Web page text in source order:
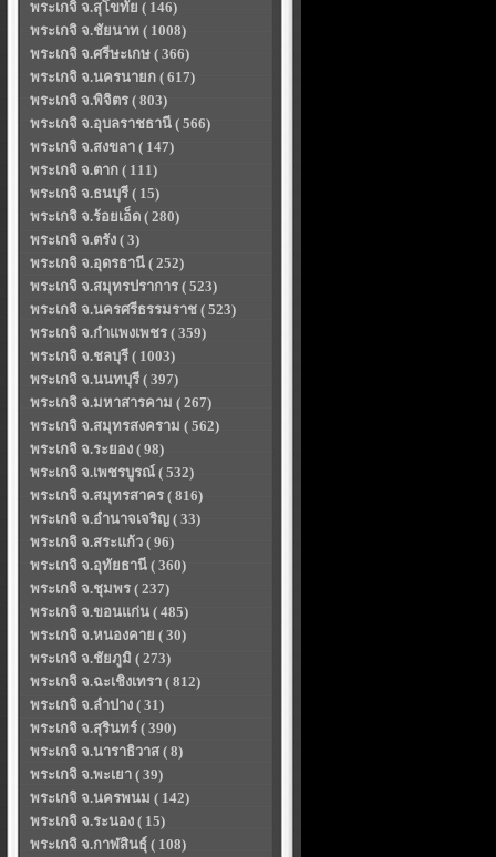
พระเกจิ จ.สุโขทัย ( 146)
พระเกจิ จ.ชัยนาท ( 1008)
พระเกจิ จ.ศรีษะเกษ ( 366)
พระเกจิ จ.นครนายก ( 617)
พระเกจิ จ.พิจิตร ( 803)
พระเกจิ จ.อุบลราชธานี ( 566)
พระเกจิ จ.สงขลา ( 147)
พระเกจิ จ.ตาก ( 111)
พระเกจิ จ.ธนบุรี ( 15)
พระเกจิ จ.ร้อยเอ็ด ( 280)
พระเกจิ จ.ตรัง ( 3)
พระเกจิ จ.อุดรธานี ( 252)
พระเกจิ จ.สมุทรปราการ ( 523)
พระเกจิ จ.นครศรีธรรมราช ( 523)
พระเกจิ จ.กำแพงเพชร ( 359)
พระเกจิ จ.ชลบุรี ( 1003)
พระเกจิ จ.นนทบุรี ( 397)
พระเกจิ จ.มหาสารคาม ( 267)
พระเกจิ จ.สมุทรสงคราม ( 562)
พระเกจิ จ.ระยอง ( 98)
พระเกจิ จ.เพชรบูรณ์ ( 532)
พระเกจิ จ.สมุทรสาคร ( 816)
พระเกจิ จ.อำนาจเจริญ ( 33)
พระเกจิ จ.สระแก้ว ( 96)
พระเกจิ จ.อุทัยธานี ( 360)
พระเกจิ จ.ชุมพร ( 237)
พระเกจิ จ.ขอนแก่น ( 485)
พระเกจิ จ.หนองคาย ( 30)
พระเกจิ จ.ชัยภูมิ ( 273)
พระเกจิ จ.ฉะเชิงเทรา ( 812)
พระเกจิ จ.ลำปาง ( 31)
พระเกจิ จ.สุรินทร์ ( 390)
พระเกจิ จ.นาราธิวาส ( 8)
พระเกจิ จ.พะเยา ( 39)
พระเกจิ จ.นครพนม ( 142)
พระเกจิ จ.ระนอง ( 15)
พระเกจิ จ.กาฬสินธุ์ ( 108)